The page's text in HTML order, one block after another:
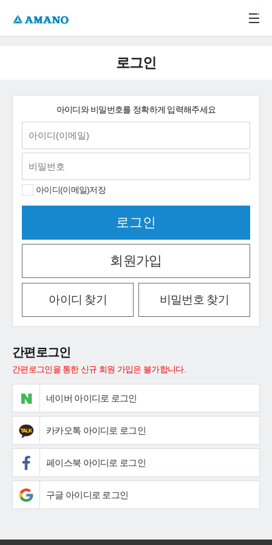
로그인
아이디와 비밀번호를 정확하게 입력해주세요
아이디(이메일)저장
회원가입
아이디 찾기 비밀번호 찾기
간편로그인
간편로그인을 통한 신규 회원 가입은 불가합니다.
네이버 아이디로 로그인
카카오톡 아이디로 로그인
페이스북 아이디로 로그인
구글 아이디로 로그인